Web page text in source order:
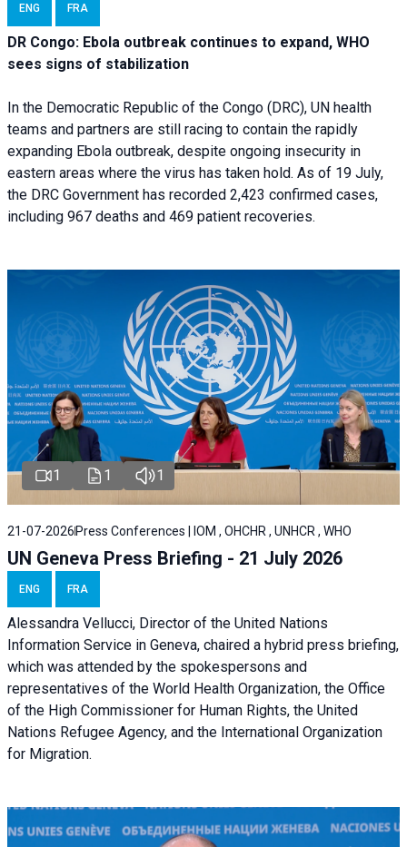
ENG FRA
DR Congo: Ebola outbreak continues to expand, WHO
sees signs of stabilization
In the Democratic Republic of the Congo (DRC), UN health
teams and partners are still racing to contain the rapidly
expanding Ebola outbreak, despite ongoing insecurity in
eastern areas where the virus has taken hold. As of 19 July,
the DRC Government has recorded 2,423 confirmed cases,
including 967 deaths and 469 patient recoveries.
1 1 1
21-07-2026 Press Conferences | IOM , OHCHR , UNHCR , WHO
UN Geneva Press Briefing - 21 July 2026
ENG FRA
Alessandra Vellucci, Director of the United Nations
Information Service in Geneva, chaired a hybrid press briefing,
which was attended by the spokespersons and
representatives of the World Health Organization, the Office
of the High Commissioner for Human Rights, the United
Nations Refugee Agency, and the International Organization
for Migration.